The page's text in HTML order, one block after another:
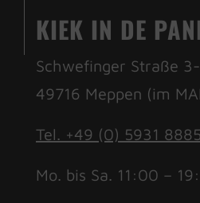
KIEK IN DE
Schwefinger Straße
49716 Meppen (im
Tel. +49 (0) 5931
Mo. bis Sa. 11:00 –